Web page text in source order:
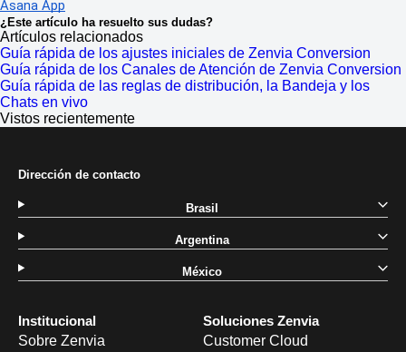
Asana App
¿Este artículo ha resuelto sus dudas?
Artículos relacionados
Guía rápida de los ajustes iniciales de Zenvia Conversion
Guía rápida de los Canales de Atención de Zenvia Conversion
Guía rápida de las reglas de distribución, la Bandeja y los
Chats en vivo
Vistos recientemente
Institucional
Sobre Zenvia
Soluciones Zenvia
Customer Cloud
Dirección de contacto
Brasil
Argentina
México